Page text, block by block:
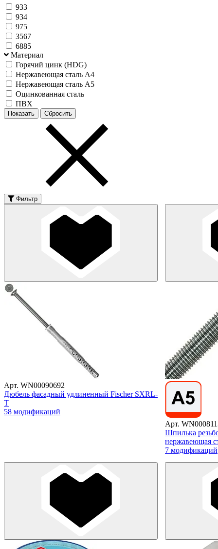
933
934
975
3567
6885
Материал
Горячий цинк (HDG)
Нержавеющая сталь А4
Нержавеющая сталь А5
Оцинкованная сталь
ПВХ
Фильтр
Арт. WN00090692
Дюбель фасадный удлиненный Fischer SXRL-
T
58 модификаций
Арт.
Шпилька
нержавеющая
7 модификаций